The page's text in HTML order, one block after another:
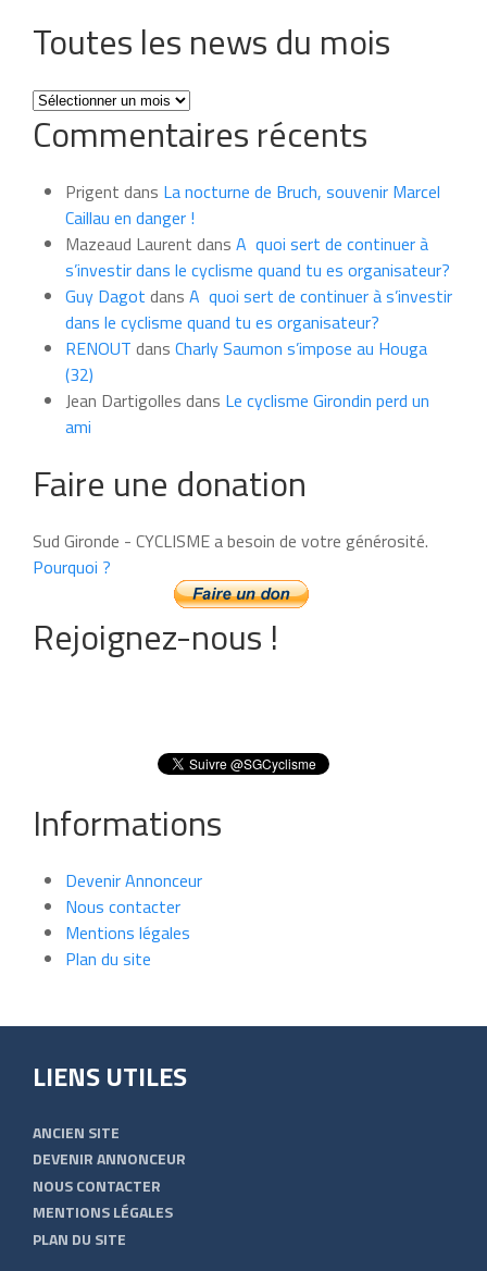
Toutes les news du mois
Toutes
les
news
mois
Commentaires récents
Prigent dans La nocturne de Bruch, souvenir Marcel
Caillau en danger !
Mazeaud Laurent dans A quoi sert de continuer à
s’investir dans le cyclisme quand tu es organisateur?
Guy Dagot dans A quoi sert de continuer à s’investir
dans le cyclisme quand tu es organisateur?
RENOUT dans Charly Saumon s’impose au Houga
(32)
Jean Dartigolles dans Le cyclisme Girondin perd un
ami
Faire une donation
Sud Gironde - CYCLISME a besoin de votre générosité.
Pourquoi ?
Rejoignez-nous !
Informations
Devenir Annonceur
Nous contacter
Mentions légales
Plan du site
LIENS UTILES
ANCIEN SITE
DEVENIR ANNONCEUR
NOUS CONTACTER
MENTIONS LÉGALES
PLAN DU SITE